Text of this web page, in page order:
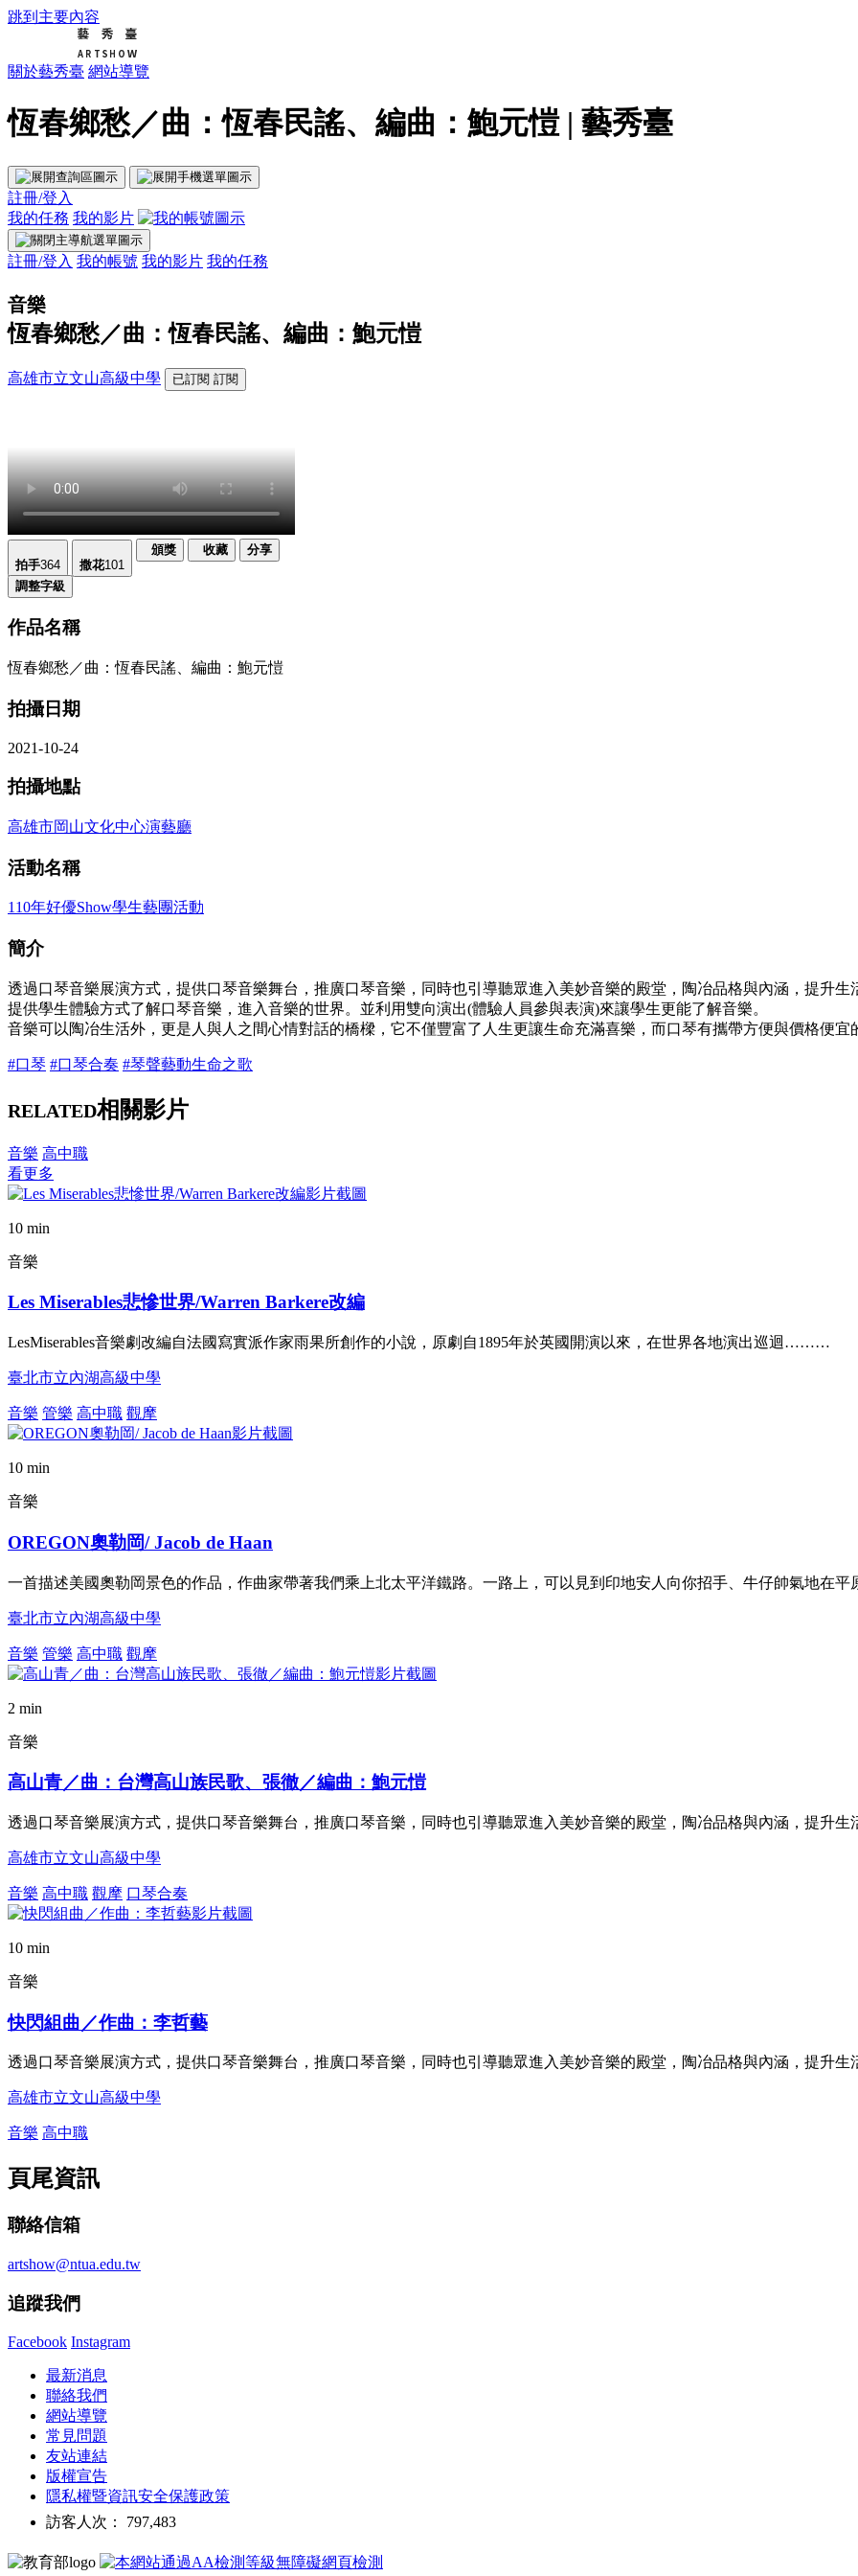
跳到主要內容
關於藝秀臺 網站導覽
恆春鄉愁／曲：恆春民謠、編曲：鮑元愷 | 藝秀臺
註冊/登入
我的任務 我的影片
註冊/登入 我的帳號 我的影片 我的任務
音樂
恆春鄉愁／曲：恆春民謠、編曲：鮑元愷
高雄市立文山高級中學 已訂閱 訂閱
拍手364 撒花101
頒獎 收藏 分享
調整字級
作品名稱
恆春鄉愁／曲：恆春民謠、編曲：鮑元愷
拍攝日期
2021-10-24
拍攝地點
高雄市岡山文化中心演藝廳
活動名稱
110年好優Show學生藝團活動
簡介
透過口琴音樂展演方式，提供口琴音樂舞台，推廣口琴音樂，同時也引導聽眾進入美妙音樂的殿堂，陶冶品格與內涵，提升生
提供學生體驗方式了解口琴音樂，進入音樂的世界。並利用雙向演出(體驗人員參與表演)來讓學生更能了解音樂。
音樂可以陶冶生活外，更是人與人之間心情對話的橋樑，它不僅豐富了人生更讓生命充滿喜樂，而口琴有攜帶方便與價格便宜
#口琴 #口琴合奏 #琴聲藝動生命之歌
RELATED相關影片
音樂 高中職
看更多
10 min
音樂
Les Miserables悲慘世界/Warren Barkere改編
LesMiserables音樂劇改編自法國寫實派作家雨果所創作的小說，原劇自1895年於英國開演以來，在世界各地演出巡迴………
臺北市立內湖高級中學
音樂 管樂 高中職 觀摩
10 min
音樂
OREGON奧勒岡/ Jacob de Haan
一首描述美國奧勒岡景色的作品，作曲家帶著我們乘上北太平洋鐵路。一路上，可以見到印地安人向你招手、牛仔帥氣地在
臺北市立內湖高級中學
音樂 管樂 高中職 觀摩
2 min
音樂
高山青／曲：台灣高山族民歌、張徹／編曲：鮑元愷
透過口琴音樂展演方式，提供口琴音樂舞台，推廣口琴音樂，同時也引導聽眾進入美妙音樂的殿堂，陶冶品格與內涵，提升
高雄市立文山高級中學
音樂 高中職 觀摩 口琴合奏
10 min
音樂
快閃組曲／作曲：李哲藝
透過口琴音樂展演方式，提供口琴音樂舞台，推廣口琴音樂，同時也引導聽眾進入美妙音樂的殿堂，陶冶品格與內涵，提升
高雄市立文山高級中學
音樂 高中職
頁尾資訊
聯絡信箱
artshow@ntua.edu.tw
追蹤我們
Facebook Instagram
最新消息
聯絡我們
網站導覽
常見問題
友站連結
版權宣告
隱私權暨資訊安全保護政策
訪客人次： 797,483